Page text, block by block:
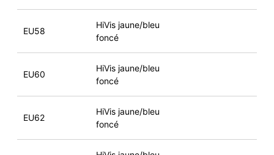
EU58
HiVis jaune/bleu
foncé
EU60
HiVis jaune/bleu
foncé
EU62
HiVis jaune/bleu
foncé